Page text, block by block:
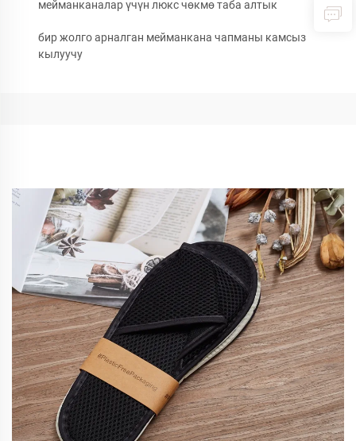
мейманканалар үчүн люкс чөкмө таба алтык
бир жолго арналган мейманкана чапманы камсыз
кылуучу